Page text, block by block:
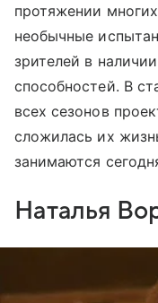
протяжении
необычные
зрителей в
способностей. В
всех сезонов
сложилась их
занимаются
Наталья